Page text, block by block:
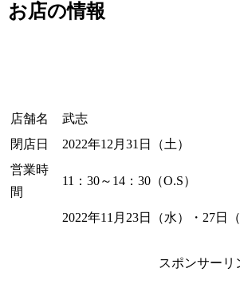
お店の情報
店舗名
武志
閉店日
2022年12月31日（土）
営業時
間
11：30～14：30（O.S）
2022年11月23日（水）・27日（
スポンサーリ